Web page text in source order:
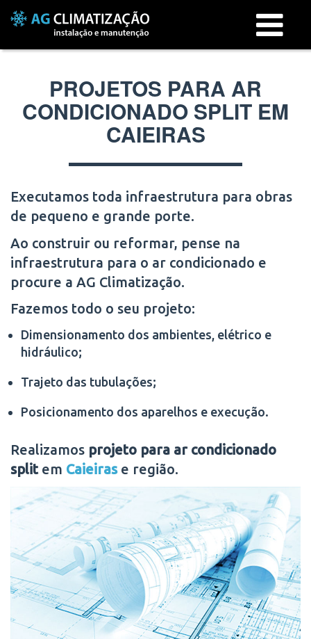
Menu
PROJETOS PARA AR
CONDICIONADO SPLIT EM
CAIEIRAS
Executamos toda infraestrutura para obras
de pequeno e grande porte.
Ao construir ou reformar, pense na
infraestrutura para o ar condicionado e
procure a AG Climatização.
Fazemos todo o seu projeto:
Dimensionamento dos ambientes, elétrico e
hidráulico;
Trajeto das tubulações;
Posicionamento dos aparelhos e execução.
Realizamos projeto para ar condicionado
splitem Caieirase região.